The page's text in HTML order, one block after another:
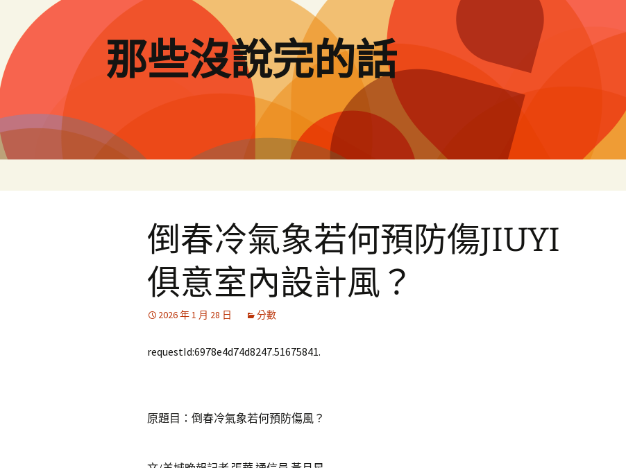
要
內
容
那些沒說完的話
倒春冷氣象若何預防傷JIUYI
俱意室內設計風？
2026 年 1 月 28 日 分數
requestId:6978e4d74d8247.51675841.
原題目：倒春冷氣象若何預防傷風？